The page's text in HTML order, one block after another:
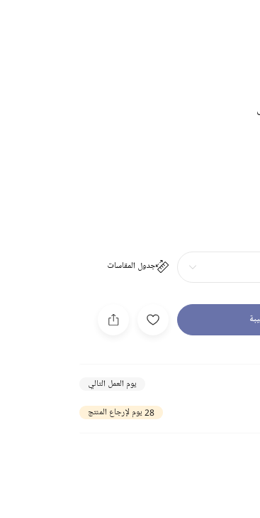
جدول المقاسات
يوم العمل التالي
28 يوم لإرجاع المنتج